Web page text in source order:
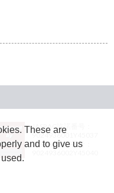
JASRAC許諾番号：
9024936001Y45037
JASRAC許諾番号：
These are
and to give us